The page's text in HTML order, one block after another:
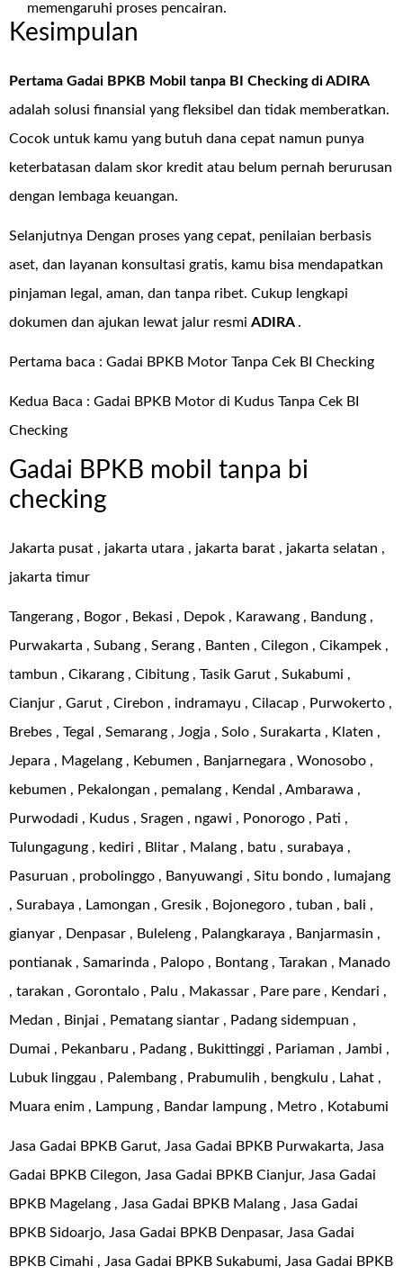
memengaruhi proses pencairan.
Kesimpulan
Pertama Gadai BPKB Mobil tanpa BI Checking diADIRA
adalah solusi finansial yang fleksibel dan tidak memberatkan.
Cocok untuk kamu yang butuh dana cepat namun punya
keterbatasan dalam skor kredit atau belum pernah berurusan
dengan lembaga keuangan.
Selanjutnya Dengan proses yang cepat, penilaian berbasis
aset, dan layanan konsultasi gratis, kamu bisa mendapatkan
pinjaman legal, aman, dan tanpa ribet. Cukup lengkapi
dokumen dan ajukan lewat jalur resmi ADIRA .
Pertama baca : Gadai BPKB Motor Tanpa Cek BI Checking
Kedua Baca : Gadai BPKB Motor di Kudus Tanpa Cek BI
Checking
Gadai BPKB mobil tanpa bi
checking
Jakarta pusat , jakarta utara , jakarta barat , jakarta selatan ,
jakarta timur
Tangerang , Bogor , Bekasi , Depok , Karawang , Bandung ,
Purwakarta , Subang , Serang , Banten , Cilegon , Cikampek ,
tambun , Cikarang , Cibitung , Tasik Garut , Sukabumi ,
Cianjur , Garut , Cirebon , indramayu , Cilacap , Purwokerto ,
Brebes , Tegal , Semarang , Jogja , Solo , Surakarta , Klaten ,
Jepara , Magelang , Kebumen , Banjarnegara , Wonosobo ,
kebumen , Pekalongan , pemalang , Kendal , Ambarawa ,
Purwodadi , Kudus , Sragen , ngawi , Ponorogo , Pati ,
Tulungagung , kediri , Blitar , Malang , batu , surabaya ,
Pasuruan , probolinggo , Banyuwangi , Situ bondo , lumajang
, Surabaya , Lamongan , Gresik , Bojonegoro , tuban , bali ,
gianyar , Denpasar , Buleleng , Palangkaraya , Banjarmasin ,
pontianak , Samarinda , Palopo , Bontang , Tarakan , Manado
, tarakan , Gorontalo , Palu , Makassar , Pare pare , Kendari ,
Medan , Binjai , Pematang siantar , Padang sidempuan ,
Dumai , Pekanbaru , Padang , Bukittinggi , Pariaman , Jambi ,
Lubuk linggau , Palembang , Prabumulih , bengkulu , Lahat ,
Muara enim , Lampung , Bandar lampung , Metro , Kotabumi
Jasa Gadai BPKB Garut, Jasa Gadai BPKB Purwakarta, Jasa
Gadai BPKB Cilegon, Jasa Gadai BPKB Cianjur, Jasa Gadai
BPKB Magelang , Jasa Gadai BPKB Malang , Jasa Gadai
BPKB Sidoarjo, Jasa Gadai BPKB Denpasar, Jasa Gadai
BPKB Cimahi , Jasa Gadai BPKB Sukabumi, Jasa Gadai BPKB